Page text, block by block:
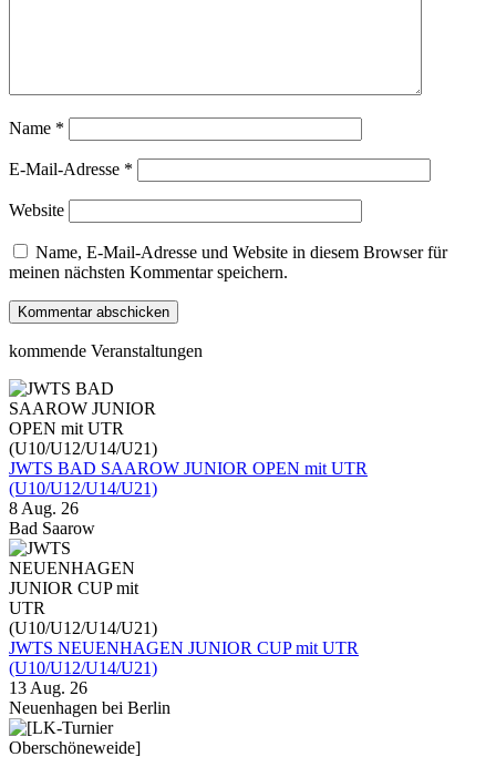
Name *
E-Mail-Adresse *
Website
Name, E-Mail-Adresse und Website in diesem Browser für
meinen nächsten Kommentar speichern.
kommende Veranstaltungen
JWTS BAD SAAROW JUNIOR OPEN mit UTR
(U10/U12/U14/U21)
8 Aug. 26
Bad Saarow
JWTS NEUENHAGEN JUNIOR CUP mit UTR
(U10/U12/U14/U21)
13 Aug. 26
Neuenhagen bei Berlin